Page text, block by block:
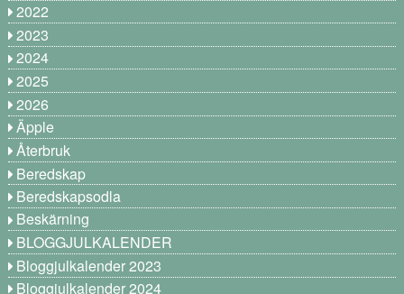
2022
2023
2024
2025
2026
Äpple
Återbruk
Beredskap
Beredskapsodla
Beskärning
BLOGGJULKALENDER
Bloggjulkalender 2023
Bloggjulkalender 2024